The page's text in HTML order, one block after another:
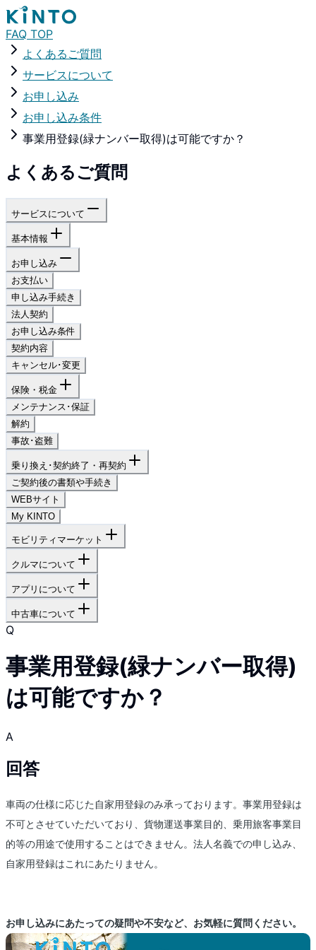
FAQ TOP
よくあるご質問
サービスについて
お申し込み
お申し込み条件
事業用登録(緑ナンバー取得)は可能ですか？
よくあるご質問
サービスについて
基本情報
お申し込み
お支払い
申し込み手続き
法人契約
お申し込み条件
契約内容
キャンセル･変更
保険・税金
メンテナンス･保証
解約
事故･盗難
乗り換え･契約終了・再契約
ご契約後の書類や手続き
WEBサイト
My KINTO
モビリティマーケット
クルマについて
アプリについて
中古車について
Q
事業用登録(緑ナンバー取得)
は可能ですか？
A
回答
車両の仕様に応じた自家用登録のみ承っております。事業用登録は
不可とさせていただいており、貨物運送事業目的、乗用旅客事業目
的等の用途で使用することはできません。法人名義での申し込み、
自家用登録はこれにあたりません。
お申し込みにあたっての疑問や不安など、お気軽に質問ください。